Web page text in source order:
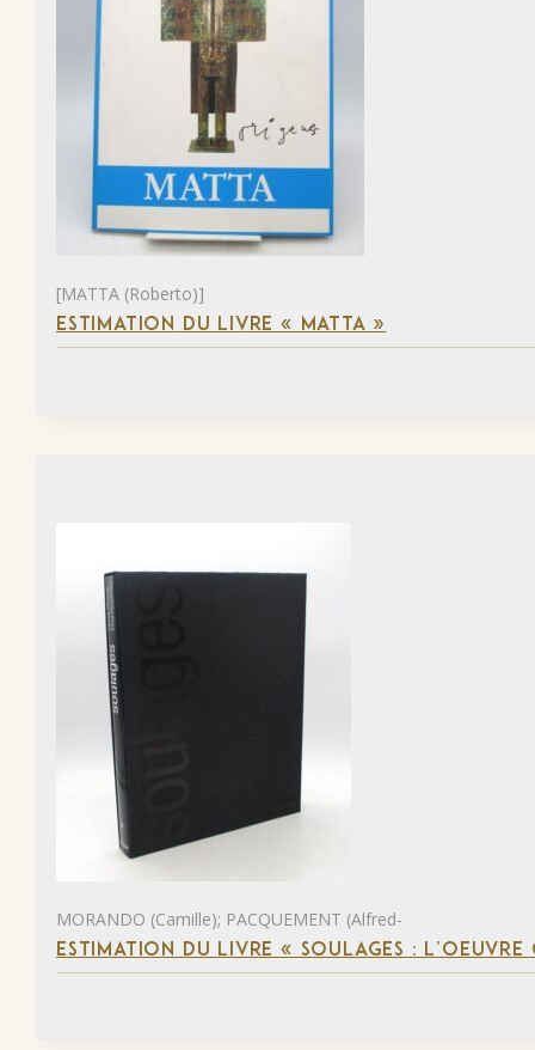
[MATTA (Roberto)]
ESTIMATION DU LIVRE « MATTA »
MORANDO (Camille); PACQUEMENT (Alfred-
ESTIMATION DU LIVRE « SOULAGES :